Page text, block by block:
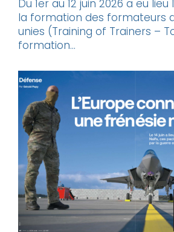
Du 1er au 12 juin 2026 a eu
la formation des formateurs
unies (Training of Trainers –
formation...